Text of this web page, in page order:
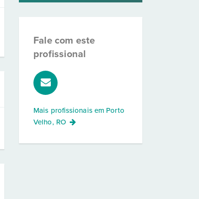
Fale com este
profissional
Mais profissionais em Porto
Velho, RO